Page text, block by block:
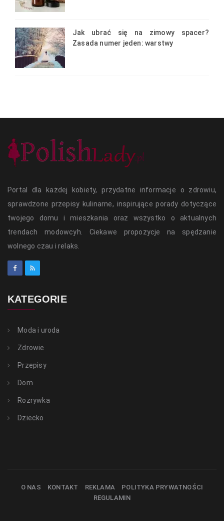
Jak ubrać się na zimowy spacer?
Zasada numer jeden: warstwy
Portal dla każdej kobiety, przydatne informacje o zdrowiu,
sprawdzone przepisy kulinarne, inspirujące porady dotyczące
twojego domu i mieszkania oraz wszystko o aktualnych
trendach modowcyh. Ciekawe propozycje na spędzanie
wolnego czau i relaks.
KATEGORIE
Moda i uroda
Zdrowie
Przepisy
Dom
Rozrywka
Dziecko
O NAS KONTAKT REKLAMA
POLITYKA PRYWATNOŚCI
REGULAMIN